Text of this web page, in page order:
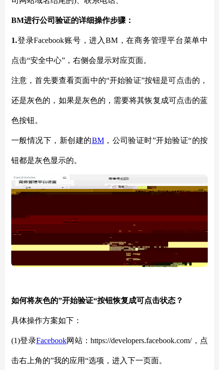
BM进行公司验证的详细操作步骤：
1.登录Facebook账号，进入BM，在商务管理平台菜单中
点击“安全中心”，右侧会显示对应页面。
注意，首先要查看页面中的“开始验证”按钮是可点击的，
还是灰色的，如果是灰色的，需要将其恢复成可点击的蓝
色按钮。
一般情况下，新创建的BM，公司验证时”开始验证“的按
钮都是灰色显示的。
如何将灰色的”开始验证“按钮恢复成可点击状态？
具体操作方案如下：
(1)登录Facebook网站：https://developers.facebook.com/，点
击右上角的”我的应用“选项，进入下一页面。